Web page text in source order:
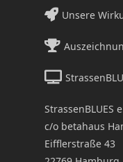
Unsere
StrassenBLUES
c/o betahaus
Eifflerstraße 43